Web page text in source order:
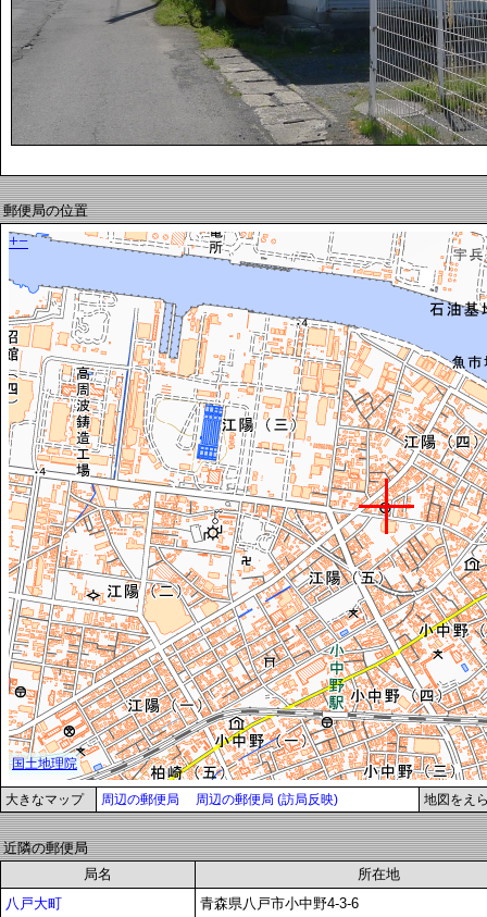
郵便局の位置
大きなマップ 周辺の郵便局 周辺の郵便局 (訪局反映) 地図をえ
近隣の郵便局
局名
所在地
八戸大町
青森県八戸市小中野4-3-6